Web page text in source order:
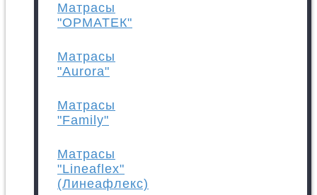
Матрасы
"ОРМАТЕК"
Матрасы
"Aurora"
Матрасы
"Family"
Матрасы
"Lineaflex"
(Линеафлекс)